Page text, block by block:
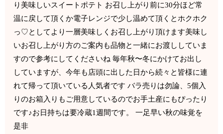
り美味しいスイートポテト お召し上がり前に30分ほど常
温に戻して頂くか電子レンジで少し温めて頂くとホクホク
っ♡としてより一層美味しくお召し上がり頂けます美味し
いお召し上がり方のご案内も品物と一緒にお渡ししていま
すので参考にしてくださいね 毎年秋〜冬にかけてお出し
していますが、今年も店頭に出した日から続々と皆様に連
れて帰って頂いている人気者です バラ売りは勿論、5個入
りのお箱入りもご用意しているのでお手土産にもぴったり
です♪お日持ちは要冷蔵1週間です。 一足早い秋の味覚を
是非